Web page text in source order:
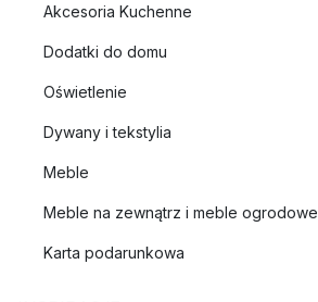
Akcesoria Kuchenne
Dodatki do domu
Oświetlenie
Dywany i tekstylia
Meble
Meble na zewnątrz i meble ogrodowe
Karta podarunkowa